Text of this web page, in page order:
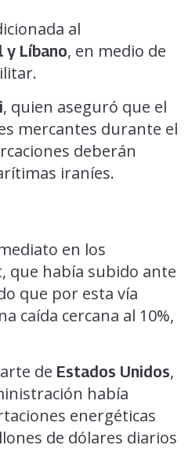
al
y Líbano, en medio de
, quien aseguró que el
mercantes durante el
deberán
iraníes.
en los
que había subido ante
que por esta vía
caída cercana al 10%,
de Estados Unidos,
había
energéticas
de dólares diarios